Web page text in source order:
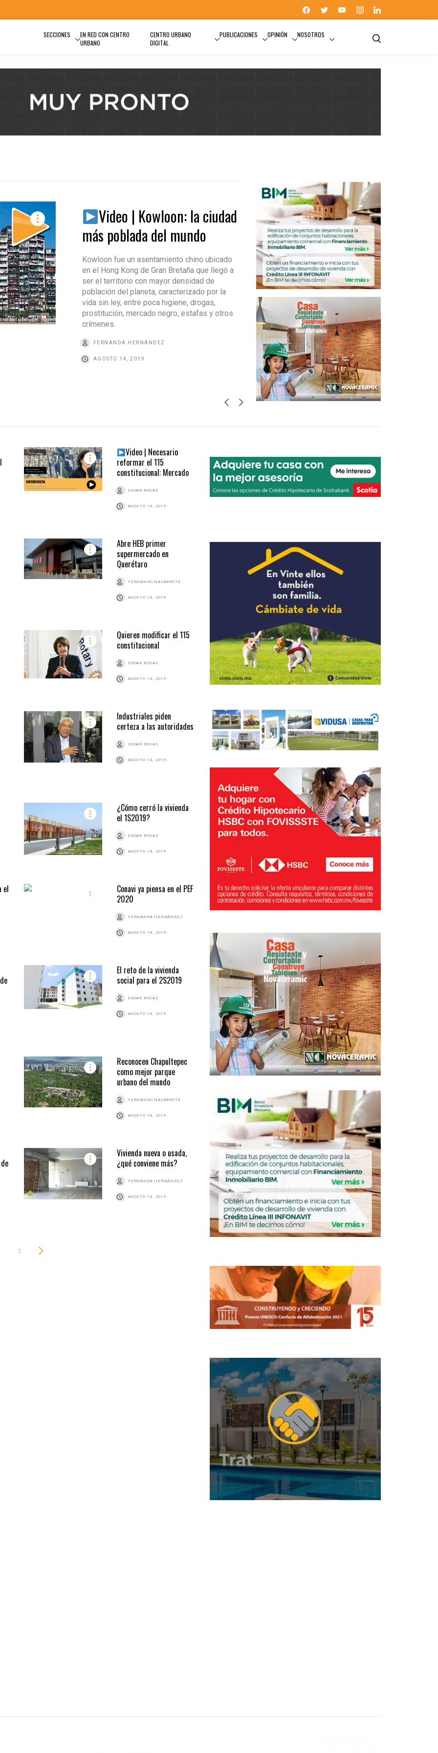
SECCIONES
EN RED CON CENTRO
URBANO
CENTRO URBANO
DIGITAL
PUBLICACIONES OPINIÓN NOSOTROS
Video | Kowloon: la ciudad
más poblada del mundo
Kowloon fue un asentamiento chino ubicado
en el Hong Kong de Gran Bretaña que llegó a
ser el territorio con mayor densidad de
población del planeta, caracterizado por la
vida sin ley, entre poca higiene, drogas,
prostitución, mercado negro, estafas y otros
crímenes.
FERNANDA HERNÁNDEZ
AGOSTO 14, 2019
Video | Necesario
reformar el 115
constitucional: Mercado
EDGAR ROSAS
AGOSTO 14, 2019
Abre HEB primer
supermercado en
Querétaro
FERNANDO NAVARRETE
AGOSTO 14, 2019
Quieren modificar el 115
constitucional
EDGAR ROSAS
AGOSTO 14, 2019
Industriales piden
certeza a las autoridades
EDGAR ROSAS
AGOSTO 14, 2019
¿Cómo cerró la vivienda
el 1S2019?
EDGAR ROSAS
AGOSTO 14, 2019
el
Conavi ya piensa en el PEF
2020
FERNANDA HERNÁNDEZ
AGOSTO 14, 2019
El reto de la vivienda
social para el 2S2019
EDGAR ROSAS
AGOSTO 14, 2019
Reconocen Chapultepec
como mejor parque
urbano del mundo
FERNANDO NAVARRETE
AGOSTO 14, 2019
Vivienda nueva o usada,
¿qué conviene más?
FERNANDA HERNÁNDEZ
AGOSTO 14, 2019
2